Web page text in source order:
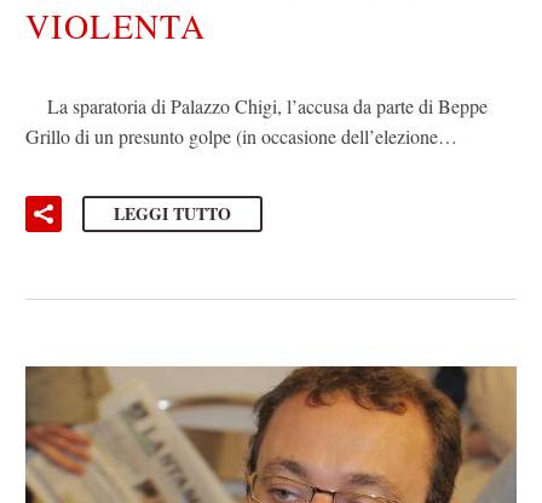
VIOLENTA
La sparatoria di Palazzo Chigi, l’accusa da parte di Beppe
Grillo di un presunto golpe (in occasione dell’elezione…
LEGGI TUTTO